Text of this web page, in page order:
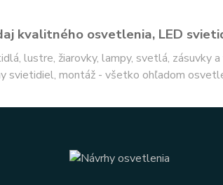
kvalitného osvetlenia, LED
lustre, žiarovky, lampy, svetlá, zásuvky
svietidiel, montáž - všetko ohľadom